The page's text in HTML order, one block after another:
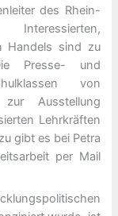
des Rhein-
Handels sind zu
Presse- und
von
Ausstellung
Lehrkräften
gibt es bei Petra
per Mail